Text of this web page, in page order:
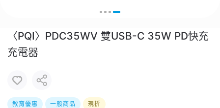
〈PQI〉PDC35WV 雙USB-C 35W PD快充
充電器
教育優惠 一般商品 現折